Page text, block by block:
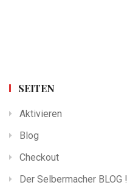
SEITEN
Aktivieren
Blog
Checkout
Der Selbermacher BLOG !